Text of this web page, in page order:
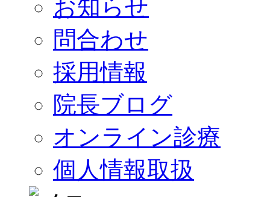
お知らせ
問合わせ
採用情報
院長ブログ
オンライン診療
個人情報取扱